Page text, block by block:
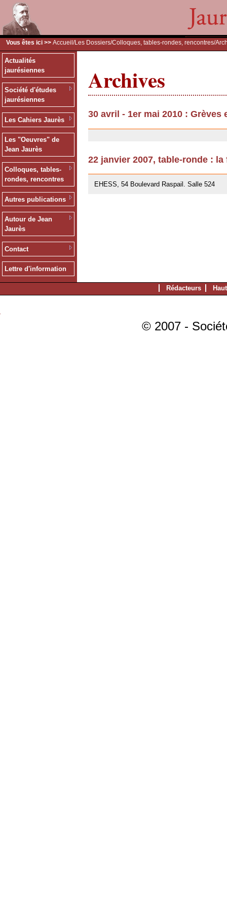
Vous êtes ici >> Accueil /Les Dossiers/Colloques, tables-rondes, rencontres/
Actualités
jaurésiennes
Société d'études
jaurésiennes
Les Cahiers Jaurès
Les "Oeuvres" de
Jean Jaurès
Colloques, tables-
rondes, rencontres
Autres publications
Autour de Jean
Jaurès
Contact
Lettre d'information
Archives
30 avril - 1er mai 2010 :
22 janvier 2007, table-ronde :
EHESS, 54 Boulevard Raspail. Salle 524
Rédacteurs
© 2007 -